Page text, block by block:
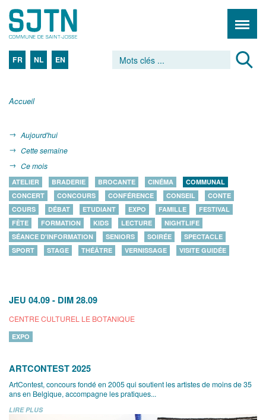
FR NL EN
Accueil
Aujourd'hui
Cette semaine
Ce mois
ATELIER BRADERIE BROCANTE CINÉMA
COMMUNAL
CONCERT
CONCOURS CONFÉRENCE CONSEIL
CONTE
COURS
DÉBAT ETUDIANT EXPO FAMILLE
FESTIVAL
FÊTE
FORMATION KIDS LECTURE
NIGHTLIFE
SÉANCE D'INFORMATION
SENIORS SOIRÉE
SPECTACLE
SPORT
STAGE THÉÂTRE VERNISSAGE VISITE GUIDÉE
JEU 04.09 - DIM 28.09
CENTRE CULTUREL LE BOTANIQUE
EXPO
ARTCONTEST 2025
ArtContest, concours fondé en 2005 qui soutient les artistes de moins de 35
ans en Belgique, accompagne les pratiques...
LIRE PLUS